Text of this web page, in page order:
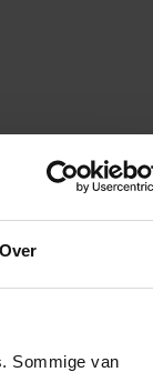
Over
Sommige van